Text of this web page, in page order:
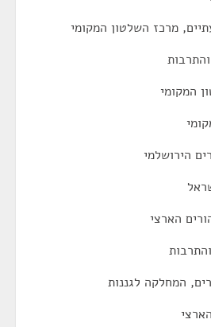
מרכז השלטון המקומי
המקומי
הירושלמי
הארצי
המחלקה לגננות